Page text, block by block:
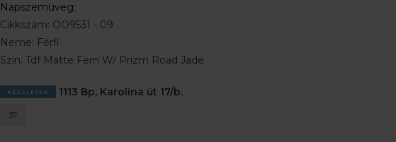
Napszemüveg;
Cikkszám: OO9531 - 09
Neme: Férfi
Szín: Tdf Matte Fern W/ Prizm Road Jade
KÉSZLETEN 1113 Bp, Karolina út 17/b.
37